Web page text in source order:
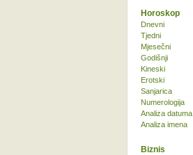
Biznis
Horoskop
Dnevni
Tjedni
Mjesečni
Godišnji
Kineski
Erotski
Sanjarica
Numerologija
Analiza datuma
Analiza imena